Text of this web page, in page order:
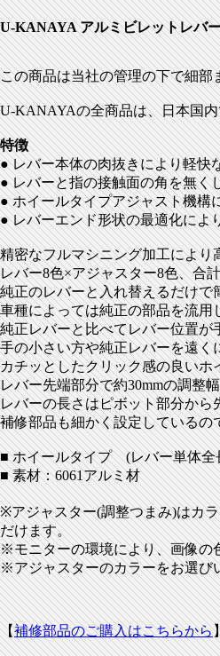
U-KANAYA アルミビレットレバ
この商品は当社の管理の下で細
U-KANAYAの全商品は、日本国
特徴
● レバー本体の肉抜きにより軽快
● レバーと指の接触面の角を無く
● ホイールタイプアジャスト機構
● レバーエンド形状の最適化によ
精密なフルマシニング加工によ
レバー8色×アジャスター8色、合
純正のレバーと入れ替えるだけで
車種によっては純正の部品を流用
純正レバーと比べてレバー位置
手の小さい方や純正レバーを遠
カチッとしたクリック感の良い
レバー先端部分で約30mmの調整
レバーの長さはピボット部分から
補修部品も細かく設定している
■ ホイールタイプ (レバー単体全
■ 素材：6061アルミ材
※アジャスター(調整つまみ)はカ
だけます。
※モニターの環境により、画像の
※アジャスターのカラーをお選び
【補修部品のご購入はこちらから